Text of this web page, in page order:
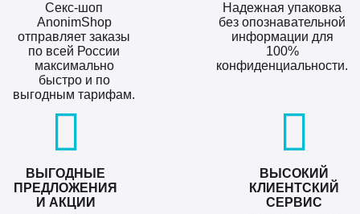
Секс-шоп
AnonimShop
отправляет заказы
по всей России
максимально
быстро и по
выгодным тарифам.
Надежная упаковка
без опознавательной
информации для
100%
конфиденциальности.
ВЫГОДНЫЕ
ПРЕДЛОЖЕНИЯ
И АКЦИИ
ВЫСОКИЙ
КЛИЕНТСКИЙ
СЕРВИС